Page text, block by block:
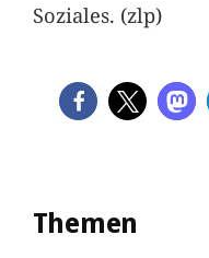
Soziales. (zlp)
Themen